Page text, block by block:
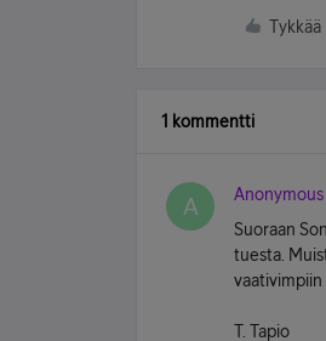
Tykkää
1 kommentti
A Anonymous
Suoraan
tuesta.
vaativimpiin
T. Tapio